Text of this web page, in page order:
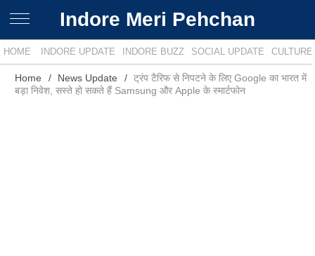
Indore Meri Pehchan
HOME INDORE UPDATE INDORE BUZZ SOCIAL UPDATE
Home News Update
ट्रंप टैरिफ से निपटने के लिए Google का भारत में
बड़ा निवेश, सस्ते हो सकते हैं Samsung और Apple के स्मार्टफोन